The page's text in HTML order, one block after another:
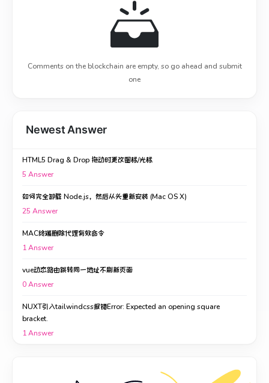
Comments on the blockchain are empty, so go ahead and submit
one
Newest Answer
HTML5 Drag & Drop 拖动时更改图标/光标
5 Answer
如何完全卸载 Node.js，然后从头重新安装 (Mac OS X)
25 Answer
MAC终端删除代理有效命令
1Answer
vue动态路由跳转同一地址不刷新页面
0Answer
NUXT引入tailwindcss报错Error: Expected an opening square
bracket.
1Answer